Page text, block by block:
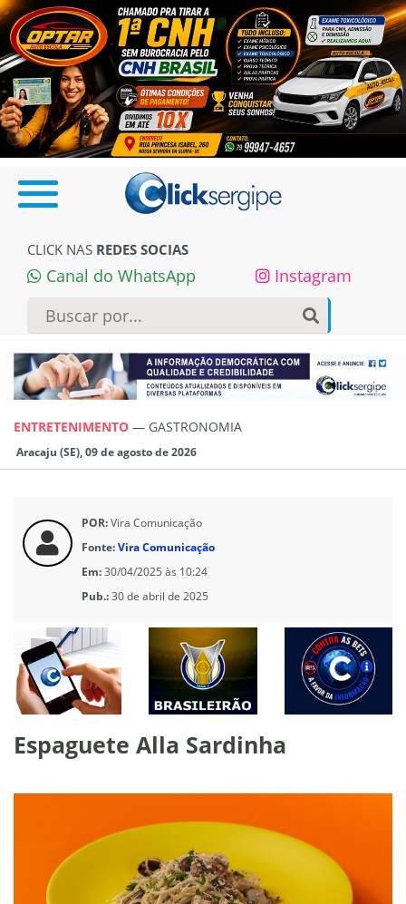
CLICK NAS REDES SOCIAS
Canal do WhatsApp Instagram
ENTRETENIMENTO — GASTRONOMIA
Aracaju (SE), 09 de agosto de 2026
POR:Vira Comunicação
Fonte:Vira Comunicação
Em:30/04/2025 às 10:24
Pub.:30 de abril de 2025
Espaguete Alla Sardinha